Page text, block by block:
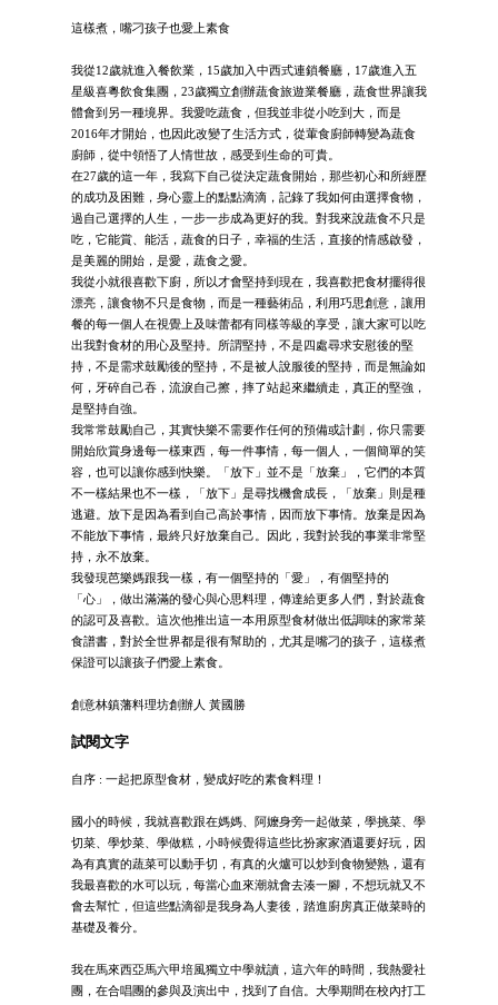
這樣煮，嘴刁孩子也愛上素食
我從12歲就進入餐飲業，15歲加入中西式連鎖餐廳，17歲進入五
星級喜粵飲食集團，23歲獨立創辦蔬食旅遊業餐廳，蔬食世界讓我
體會到另一種境界。我愛吃蔬食，但我並非從小吃到大，而是
2016年才開始，也因此改變了生活方式，從葷食廚師轉變為蔬食
廚師，從中領悟了人情世故，感受到生命的可貴。
在27歲的這一年，我寫下自己從決定蔬食開始，那些初心和所經歷
的成功及困難，身心靈上的點點滴滴，記錄了我如何由選擇食物，
過自己選擇的人生，一步一步成為更好的我。對我來說蔬食不只是
吃，它能賞、能活，蔬食的日子，幸福的生活，直接的情感啟發，
是美麗的開始，是愛，蔬食之愛。
我從小就很喜歡下廚，所以才會堅持到現在，我喜歡把食材擺得很
漂亮，讓食物不只是食物，而是一種藝術品，利用巧思創意，讓用
餐的每一個人在視覺上及味蕾都有同樣等級的享受，讓大家可以吃
出我對食材的用心及堅持。所謂堅持，不是四處尋求安慰後的堅
持，不是需求鼓勵後的堅持，不是被人說服後的堅持，而是無論如
何，牙碎自己吞，流淚自己擦，摔了站起來繼續走，真正的堅強，
是堅持自強。
我常常鼓勵自己，其實快樂不需要作任何的預備或計劃，你只需要
開始欣賞身邊每一樣東西，每一件事情，每一個人，一個簡單的笑
容，也可以讓你感到快樂。「放下」並不是「放棄」，它們的本質
不一樣結果也不一樣，「放下」是尋找機會成長，「放棄」則是種
逃避。放下是因為看到自己高於事情，因而放下事情。放棄是因為
不能放下事情，最終只好放棄自己。因此，我對於我的事業非常堅
持，永不放棄。
我發現芭樂媽跟我一樣，有一個堅持的「愛」，有個堅持的
「心」，做出滿滿的發心與心思料理，傳達給更多人們，對於蔬食
的認可及喜歡。這次他推出這一本用原型食材做出低調味的家常菜
食譜書，對於全世界都是很有幫助的，尤其是嘴刁的孩子，這樣煮
保證可以讓孩子們愛上素食。
創意林鎮藩料理坊創辦人 黃國勝
試閱文字
自序 : 一起把原型食材，變成好吃的素食料理！
國小的時候，我就喜歡跟在媽媽、阿嬤身旁一起做菜，學挑菜、學
切菜、學炒菜、學做糕，小時候覺得這些比扮家家酒還要好玩，因
為有真實的蔬菜可以動手切，有真的火爐可以炒到食物變熟，還有
我最喜歡的水可以玩，每當心血來潮就會去湊一腳，不想玩就又不
會去幫忙，但這些點滴卻是我身為人妻後，踏進廚房真正做菜時的
基礎及養分。
我在馬來西亞馬六甲培風獨立中學就讀，這六年的時間，我熱愛社
團，在合唱團的參與及演出中，找到了自信。大學期間在校內打工